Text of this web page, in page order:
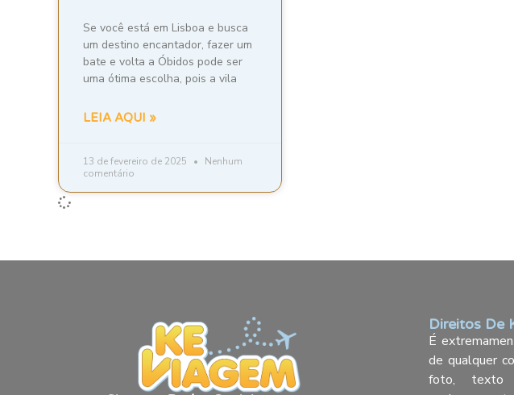
Se você está em Lisboa e busca
um destino encantador, fazer um
bate e volta a Óbidos pode ser
uma ótima escolha, pois a vila
LEIA AQUI »
13 de fevereiro de 2025
Nenhum
comentário
Direitos De
É
de qualquer
foto, texto